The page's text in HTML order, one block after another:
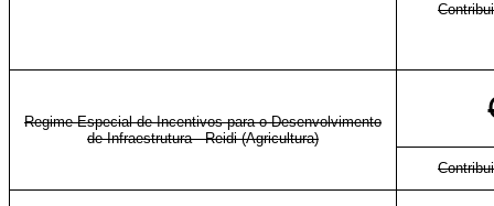
Regime Especial de Incentivos para o Desenvolvimento
de Infraestrutura - Reidi (Agricultura)